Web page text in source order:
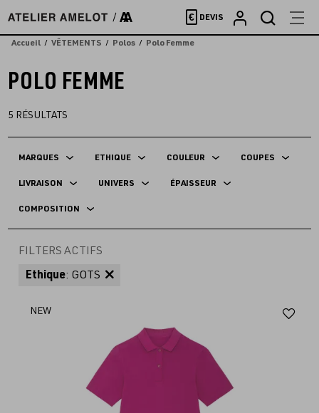
directement
au
€ DEVIS
Accueil VÊTEMENTS Polos Polo Femme
POLO FEMME
5 RÉSULTATS
MARQUES ETHIQUE COULEUR COUPES
LIVRAISON UNIVERS ÉPAISSEUR
COMPOSITION
FILTERS ACTIFS
Ethique: GOTS
NEW